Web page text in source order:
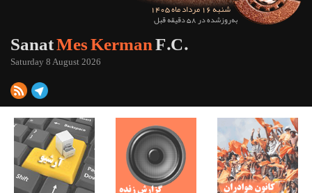
شنبه 16 مرداد ماه 1405
به‌روزشده در 58 دقیقه قبل
SanatMes KermanF.C.
Saturday 8 August 2026